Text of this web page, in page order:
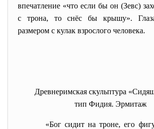
впечатление «что если бы он (Зевс)
с трона, то снёс бы крышу».
размером с кулак взрослого человека.
Древнеримская скульптура
тип Фидия. Эрмитаж
«Бог сидит на троне, его